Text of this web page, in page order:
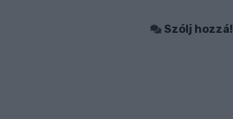
Szólj hozzá!